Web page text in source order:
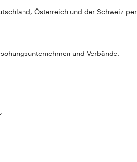
Österreich und der Schweiz per
und Verbände.